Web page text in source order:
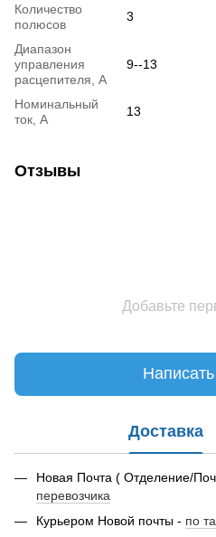
Количество
полюсов
3
Диапазон
управления
расцепителя, А
9--13
Номинальный
ток, А
13
Отзывы
Добавьте
Доставка
Новая Почта ( Отделение/
перевозчика
Курьером Новой почты - по